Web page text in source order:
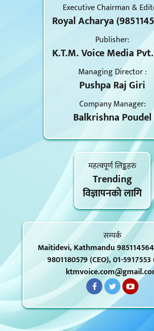
Executive Chairman &
Royal Acharya
Publisher:
K.T.M. Voice Media
Managing Director :
Pushpa Raj Giri
Company Manager:
Balkrishna Poudel
महत्वपूर्ण लिङ्कहरु
Trending
विज्ञापनकाे लागि
सम्पर्क
Maitidevi, Kathmandu
9801180579 (CEO), 01-